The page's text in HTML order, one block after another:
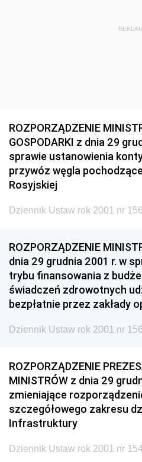
ROZPORZĄDZENIE
GOSPODARKI z dnia 29
sprawie ustanowienia
przywóz węgla
Rosyjskiej
Dziennik Ustaw rok 2001 nr
ROZPORZĄDZENIE
dnia 29 grudnia 2001 r. w
trybu finansowania z
świadczeń zdrowotnych
bezpłatnie przez zakłady
Dziennik Ustaw rok 2001 nr
ROZPORZĄDZENIE
MINISTRÓW z dnia 29
zmieniające
szczegółowego zakresu
Infrastruktury
Dziennik Ustaw rok 2001 nr